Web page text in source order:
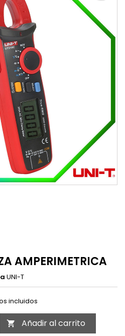
AMPERIMETRICA
UNI-T
incluidos
 Añadir al carrito